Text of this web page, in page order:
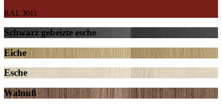
RAL 3011
Schwarz gebeizte esche
Eiche
Esche
Walnuß